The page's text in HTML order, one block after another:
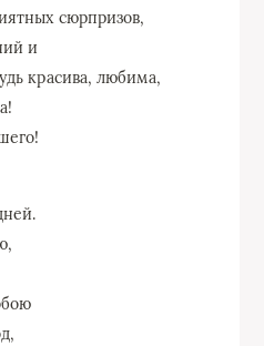
сюрпризов,
и
красива, любима,